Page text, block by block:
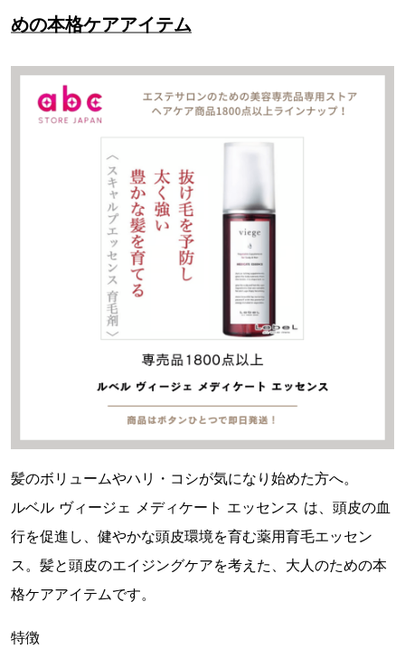
めの本格ケアアイテム
髪のボリュームやハリ・コシが気になり始めた方へ。
ルベル ヴィージェ メディケート エッセンス は、頭皮の血
行を促進し、健やかな頭皮環境を育む薬用育毛エッセン
ス。髪と頭皮のエイジングケアを考えた、大人のための本
格ケアアイテムです。
特徴